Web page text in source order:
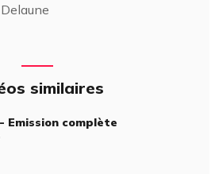
similaires
Emission complète